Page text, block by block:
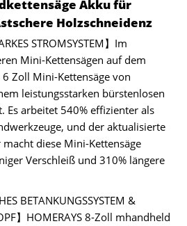
Akku für
Holzschneidenz
STROMSYSTEM】Im
Mini-Kettensägen auf dem
Zoll Mini-Kettensäge von
leistungsstarken bürstenlosen
Es arbeitet 540% effizienter als
und der aktualisierte
diese Mini-Kettensäge
Verschleiß und 310% längere
BETANKUNGSSYSTEM &
】HOMERAYS 8-Zoll mhandheld